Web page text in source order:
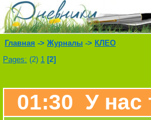
Главная -> Журналы -> КЛЕО
Pages: (2) 1 [2]
01:30 У нас